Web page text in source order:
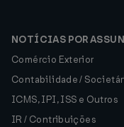
NOTÍCIAS POR
Comércio Exterior
Contabilidade /
ICMS, IPI, ISS e Outros
IR / Contribuições